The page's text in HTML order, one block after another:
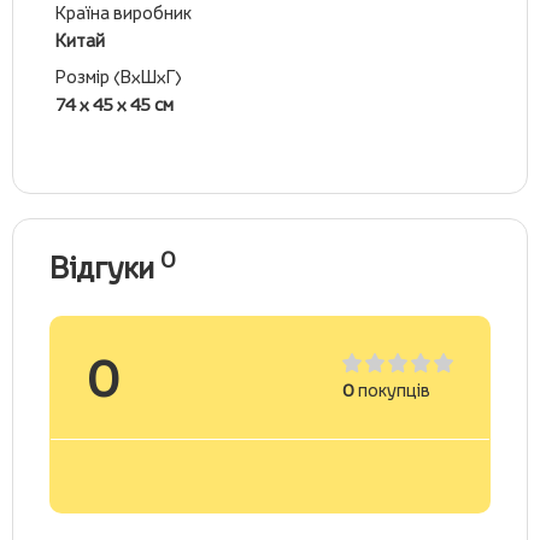
Країна виробник
Китай
Розмір (ВхШхГ)
74 х 45 х 45 см
Відгуки 0
0 0покупців